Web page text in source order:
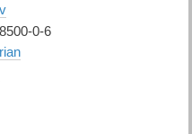
0-6